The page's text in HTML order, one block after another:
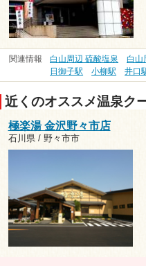
関連情報 白山周辺 硫酸塩泉 白山
日御子駅
小柳駅 井口
近くのオススメ温泉ク
極楽湯 金沢野々市店
石川県 / 野々市市